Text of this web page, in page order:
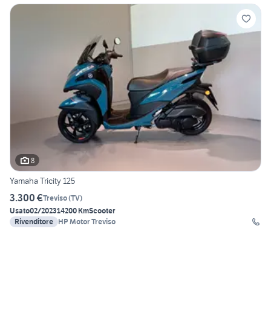
8
Yamaha Tricity 125
3.300 €Treviso(TV)
Usato02/202314200 KmScooter
Rivenditore HP Motor Treviso